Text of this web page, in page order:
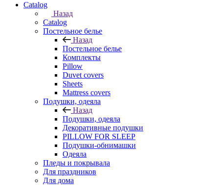
Catalog
Назад
Catalog
Постельное белье
Назад
Постельное белье
Комплекты
Pillow
Duvet covers
Sheets
Mattress covers
Подушки, одеяла
Назад
Подушки, одеяла
Декоративные подушки
PILLOW FOR SLEEP
Подушки-обнимашки
Одеяла
Пледы и покрывала
Для праздников
Для дома